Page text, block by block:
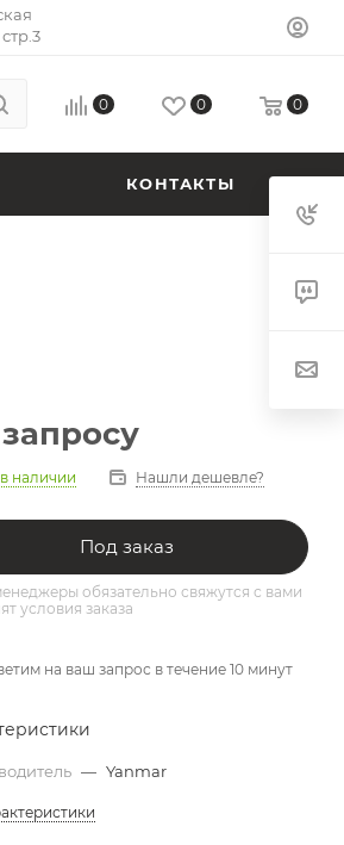
0 0 0
КОНТАКТЫ
наличии Нашли дешевле?
Под заказ
обязательно свяжутся с вами
условия заказа
на ваш запрос в течение 10 минут
— Yanmar